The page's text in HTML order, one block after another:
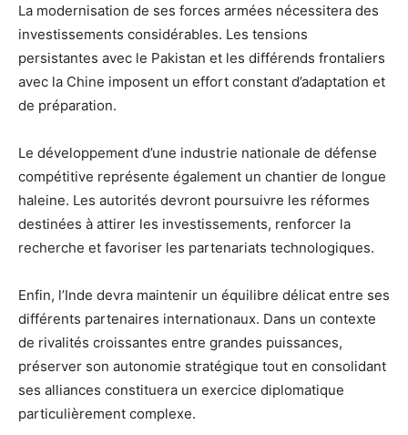
La modernisation de ses forces armées nécessitera des
investissements considérables. Les tensions
persistantes avec le Pakistan et les différends frontaliers
avec la Chine imposent un effort constant d’adaptation et
de préparation.
Le développement d’une industrie nationale de défense
compétitive représente également un chantier de longue
haleine. Les autorités devront poursuivre les réformes
destinées à attirer les investissements, renforcer la
recherche et favoriser les partenariats technologiques.
Enfin, l’Inde devra maintenir un équilibre délicat entre ses
différents partenaires internationaux. Dans un contexte
de rivalités croissantes entre grandes puissances,
préserver son autonomie stratégique tout en consolidant
ses alliances constituera un exercice diplomatique
particulièrement complexe.